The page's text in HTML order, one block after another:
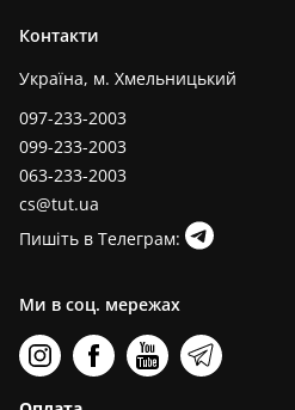
Контакти
Україна, м. Хмельницький
097-233-2003
099-233-2003
063-233-2003
cs@tut.ua
Пишіть в Телеграм:
Ми в соц. мережах